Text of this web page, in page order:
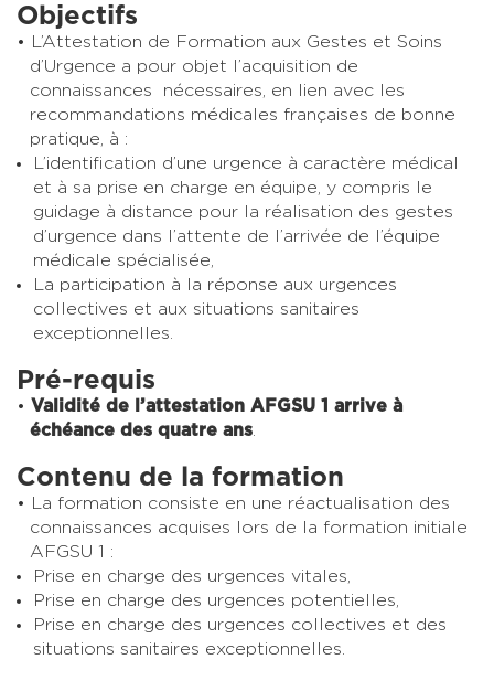
Objectifs
L’Attestation de Formation aux Gestes et Soins
d’Urgence a pour objet l’acquisition de
connaissances nécessaires, en lien avec les
recommandations médicales françaises de bonne
pratique, à :
L’identification d’une urgence à caractère médical
et à sa prise en charge en équipe, y compris le
guidage à distance pour la réalisation des gestes
d’urgence dans l’attente de l’arrivée de l’équipe
médicale spécialisée,
La participation à la réponse aux urgences
collectives et aux situations sanitaires
exceptionnelles.
Pré-requis
Validité de l’attestation AFGSU 1 arrive à
échéance des quatre ans
Contenu de la formation
La formation consiste en une réactualisation des
connaissances acquises lors de la formation initiale
AFGSU 1 :
Prise en charge des urgences vitales,
Prise en charge des urgences potentielles,
Prise en charge des urgences collectives et des
situations sanitaires exceptionnelles.